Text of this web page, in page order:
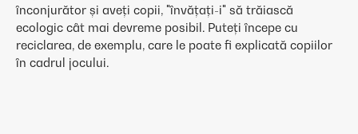
înconjurător și aveți copii, "învățați-i" să trăiască
ecologic cât mai devreme posibil. Puteți începe cu
reciclarea, de exemplu, care le poate fi explicată copiilor
în cadrul jocului.